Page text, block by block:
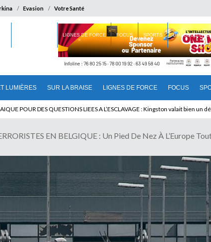
Evasion Votre Santé
LUMIÈRES SUR LA BRAISE LIGNES DE FORCE FOCUS
LIGNES DE FORCE FOCUS SPORTS DIALOGUE
TETE DU SENAT BENINOIS : Quand Patrice quitte le pouvoir sans partir !
EN BELGIQUE : Un Pied De Nez À L’Europe